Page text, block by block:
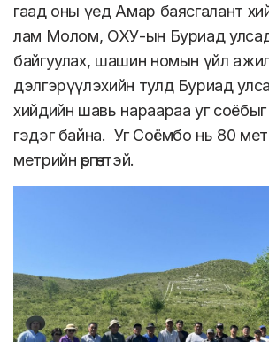
гаад оны үед Амар баясгалант
лам Молом, ОХУ-ын Буриад
байгуулах, шашин номын үйл
дэлгэрүүлэхийн тулд Буриад
хийдийн шавь нараараа уг
гэдэг байна. Уг Соёмбо нь 80
метрийн өргөнтэй.